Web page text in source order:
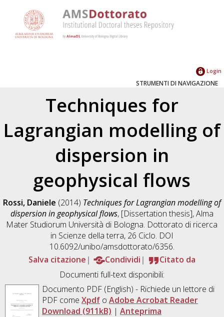
Login
STRUMENTI DI NAVIGAZIONE
Techniques for
Lagrangian modelling of
dispersion in
geophysical flows
Rossi, Daniele (2014) Techniques for Lagrangian modelling of
dispersion in geophysical flows, [Dissertation thesis], Alma
Mater Studiorum Università di Bologna. Dottorato di ricerca
in Scienze della terra, 26 Ciclo. DOI
10.6092/unibo/amsdottorato/6356.
Salva citazione
Condividi
Citato da
Documenti full-text disponibili:
Documento PDF(English) - Richiede un lettore di
PDF come Xpdfo Adobe Acrobat Reader
Download (911kB) | Anteprima